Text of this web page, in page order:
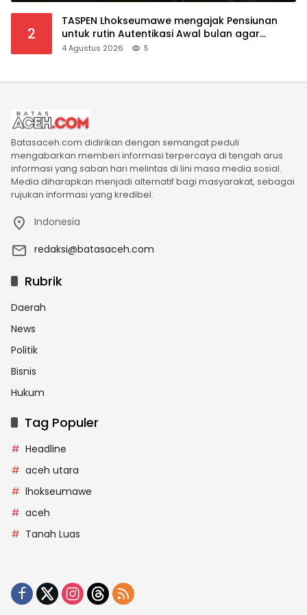
2
TASPEN Lhokseumawe mengajak Pensiunan
untuk rutin Autentikasi Awal bulan agar
Manfaat Pensiun tetap Lancar
4 Agustus 2026 5
Batasaceh.com didirikan dengan semangat peduli
mengabarkan memberi informasi terpercaya di tengah arus
informasi yang saban hari melintas di lini masa media sosial.
Media diharapkan menjadi alternatif bagi masyarakat, sebagai
rujukan informasi yang kredibel.
Indonesia
redaksi@batasaceh.com
Rubrik
Daerah
News
Politik
Bisnis
Hukum
Tag Populer
Headline
aceh utara
lhokseumawe
aceh
Tanah Luas